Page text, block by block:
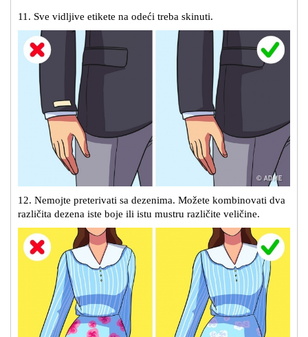
11. Sve vidljive etikete na odeći treba skinuti.
12. Nemojte preterivati sa dezenima. Možete kombinovati dva
različita dezena iste boje ili istu mustru različite veličine.